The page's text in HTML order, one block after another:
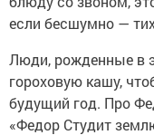
если бесшумно —
Люди, рожденные в
гороховую кашу,
будущий год. Про
«Федор Студит